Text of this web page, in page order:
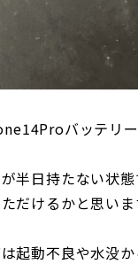
バッテリ
半日持たない状
だけるかと思いま
起動不良や水没